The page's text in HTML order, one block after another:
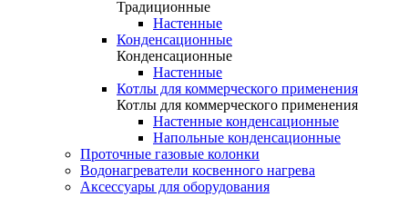
Традиционные
Настенные
Конденсационные
Конденсационные
Настенные
Котлы для коммерческого применения
Котлы для коммерческого применения
Настенные конденсационные
Напольные конденсационные
Проточные газовые колонки
Водонагреватели косвенного нагрева
Аксессуары для оборудования